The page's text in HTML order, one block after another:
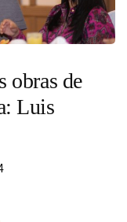
obras de
Luis